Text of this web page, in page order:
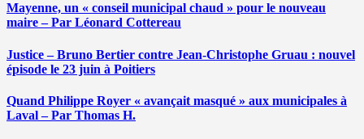
Mayenne, un « conseil municipal chaud » pour le nouveau
maire – Par Léonard Cottereau
Justice – Bruno Bertier contre Jean-Christophe Gruau : nouvel
épisode le 23 juin à Poitiers
Quand Philippe Royer « avançait masqué » aux municipales à
Laval – Par Thomas H.